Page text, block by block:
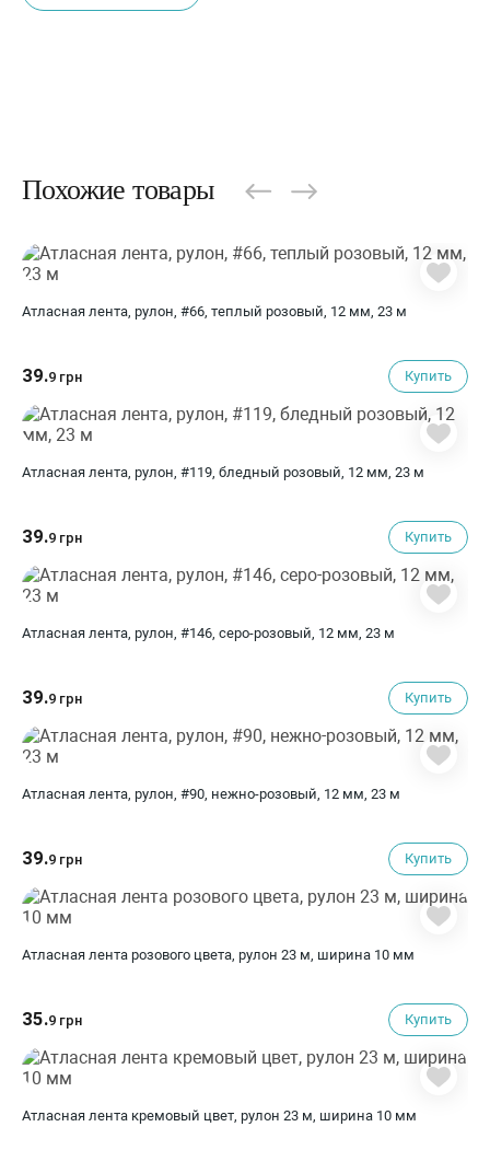
Похожие товары
Атласная лента, рулон, #66, теплый розовый, 12 мм, 23 м
39.9 грн Купить
Атласная лента, рулон, #119, бледный розовый, 12 мм, 23 м
39.9 грн Купить
Атласная лента, рулон, #146, серо-розовый, 12 мм, 23 м
39.9 грн Купить
Атласная лента, рулон, #90, нежно-розовый, 12 мм, 23 м
39.9 грн Купить
Атласная лента розового цвета, рулон 23 м, ширина 10 мм
35.9 грн Купить
Атласная лента кремовый цвет, рулон 23 м, ширина 10 мм